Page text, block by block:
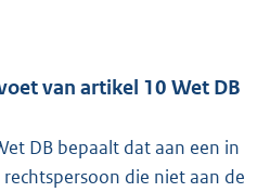
van artikel 10 Wet DB
DB bepaalt dat aan een in
die niet aan de